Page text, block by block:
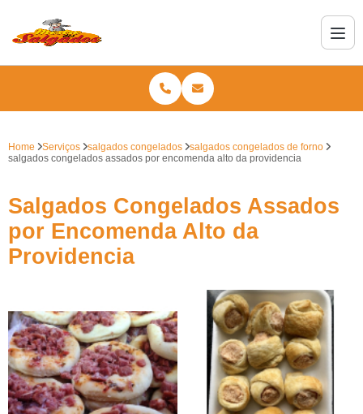
Home Serviços salgados congelados
salgados congelados de forno
salgados congelados assados por encomenda alto da providencia
Salgados Congelados Assados
por Encomenda Alto da
Providencia